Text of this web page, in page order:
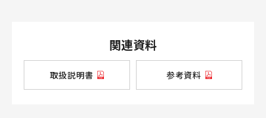
関連資料
取扱説明書 参考資料